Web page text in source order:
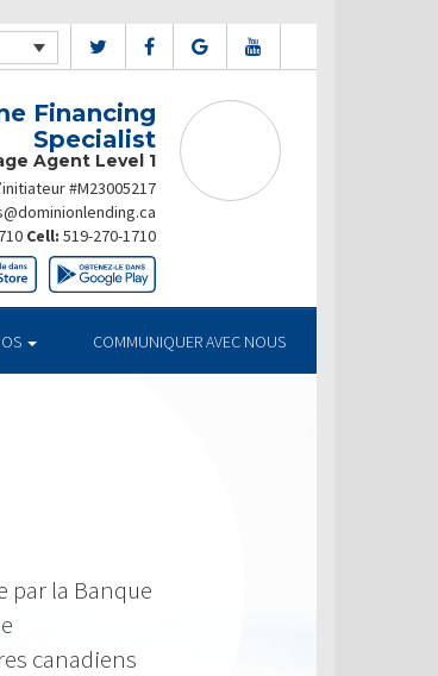
Financing
Specialist
Agent Level 1
#M23005217
Cell: 519-270-1710
COMMUNIQUER AVEC NOUS
par la Banque
canadiens